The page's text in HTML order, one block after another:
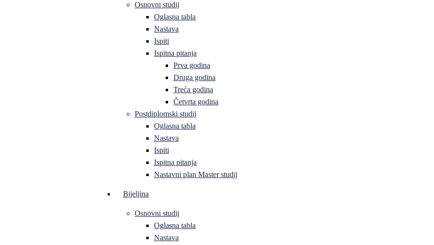
Osnovni studij
Oglasna tabla
Nastava
Ispiti
Ispitna pitanja
Prva godina
Druga godina
Treća godina
Četvrta godina
Postdiplomski studij
Oglasna tabla
Nastava
Ispiti
Ispitna pitanja
Nastavni plan Master studij
Bijeljina
Osnovni studij
Oglasna tabla
Nastava